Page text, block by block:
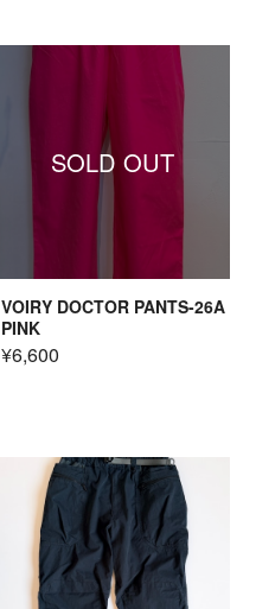
SOLD OUT
VOIRY DOCTOR PANTS-26A
PINK
¥6,600